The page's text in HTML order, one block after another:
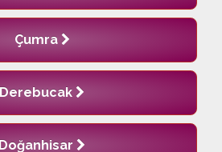
Çumra
Derebucak
Doğanhisar